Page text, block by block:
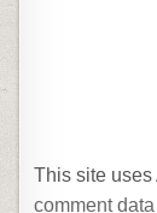
This site uses
comment